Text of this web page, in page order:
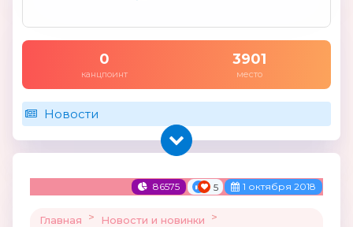
0
канцпоинт
3901
место
Новости
86575 5 1 октября 2018
Главная > Новости и новинки
>